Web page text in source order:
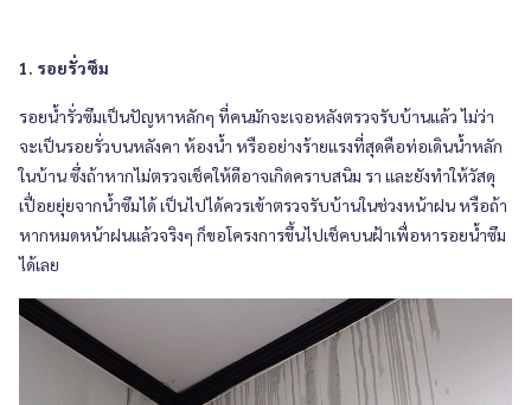
1. รอยรั่วซึม
รอยน้ำรั่วซึมเป็นปัญหาหลักๆ ที่คนมักจะเจอหลังตรวจรับบ้านแล้ว ไม่ว่า
จะเป็นรอยรั่วบนหลังคา ห้องน้ำ หรืออย่างร้ายแรงที่สุดคือท่อเดินน้ำหลัก
ในบ้าน ซึ่งถ้าหากไม่ตรวจเช็คให้ดีอาจเกิดคราบสนิม รา และยังทำให้วัสดุ
เปื่อยยุ่ยจากน้ำซึมได้ เป็นไปได้ควรเข้าตรวจรับบ้านในช่วงหน้าฝน หรือถ้า
หากหมดหน้าฝนแล้วจริงๆ ก็ขอโครงการขึ้นไปเช็คบนฝ้าเพื่อหารอยน้ำซึม
ได้เลย